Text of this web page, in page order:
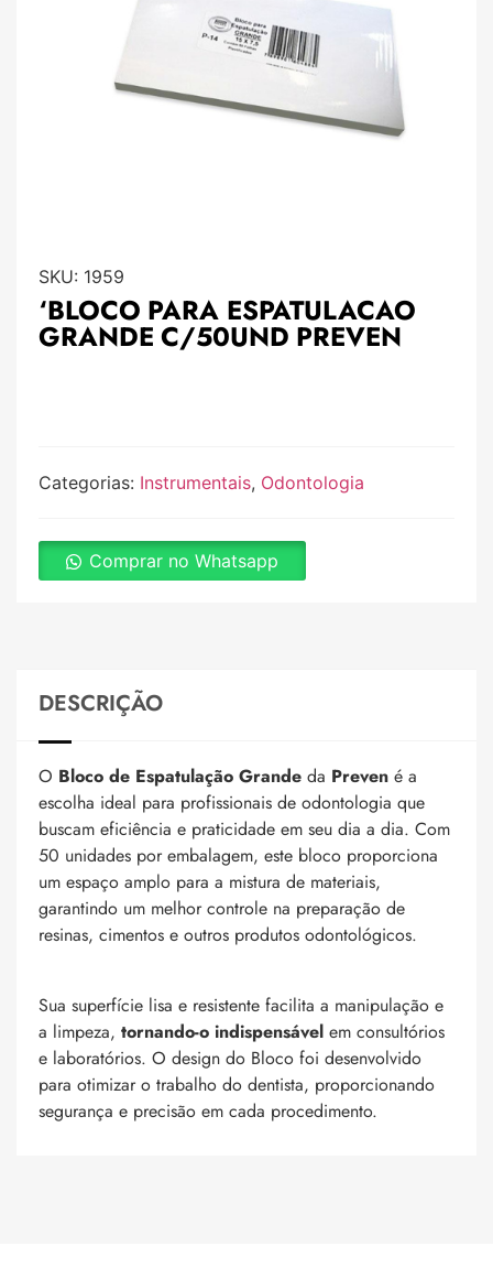
SKU: 1959
‘BLOCO PARA ESPATULACAO
GRANDE C/50UND PREVEN
Categorias: Instrumentais, Odontologia
Comprar no Whatsapp
DESCRIÇÃO
O Bloco de Espatulação Grande da Preven é a
escolha ideal para profissionais de odontologia que
buscam eficiência e praticidade em seu dia a dia. Com
50 unidades por embalagem, este bloco proporciona
um espaço amplo para a mistura de materiais,
garantindo um melhor controle na preparação de
resinas, cimentos e outros produtos odontológicos.
Sua superfície lisa e resistente facilita a manipulação e
a limpeza, tornando-o indispensável em consultórios
e laboratórios. O design do Bloco foi desenvolvido
para otimizar o trabalho do dentista, proporcionando
segurança e precisão em cada procedimento.